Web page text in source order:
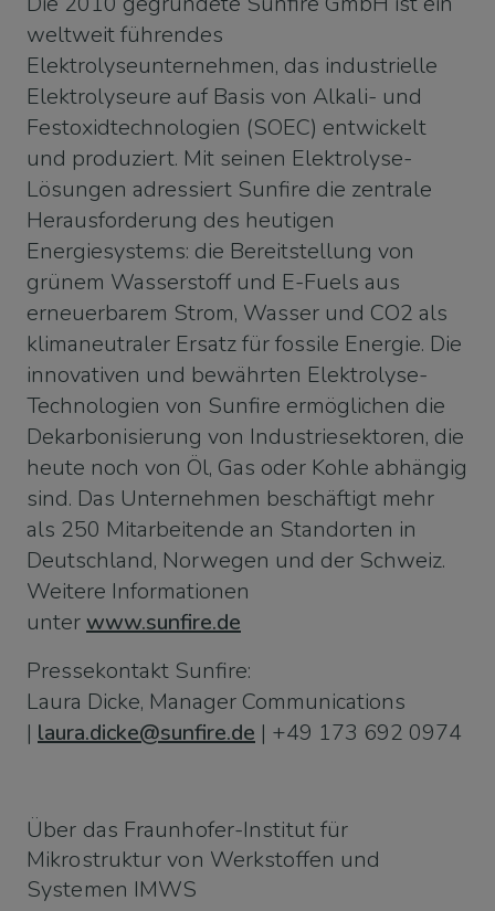
weltweit führendes
Elektrolyseunternehmen, das industrielle
Elektrolyseure auf Basis von Alkali- und
Festoxidtechnologien (SOEC) entwickelt
und produziert. Mit seinen Elektrolyse-
Lösungen adressiert Sunfire die zentrale
Herausforderung des heutigen
Energiesystems: die Bereitstellung von
grünem Wasserstoff und E-Fuels aus
erneuerbarem Strom, Wasser und CO2 als
klimaneutraler Ersatz für fossile Energie. Die
innovativen und bewährten Elektrolyse-
Technologien von Sunfire ermöglichen die
Dekarbonisierung von Industriesektoren, die
heute noch von Öl, Gas oder Kohle abhängig
sind. Das Unternehmen beschäftigt mehr
als 250 Mitarbeitende an Standorten in
Deutschland, Norwegen und der Schweiz.
Weitere Informationen
unter www.sunfire.de
Pressekontakt Sunfire:
Laura Dicke, Manager Communications
| laura.dicke@sunfire.de | +49 173 692 0974
Über das Fraunhofer-Institut für
Mikrostruktur von Werkstoffen und
Systemen IMWS